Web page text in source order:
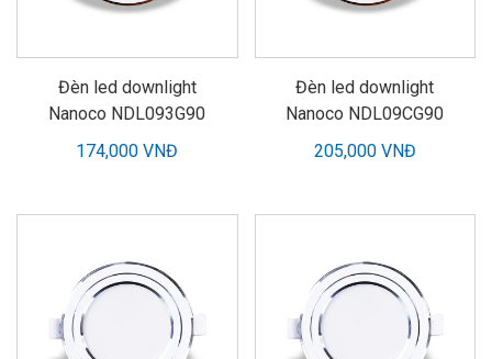
Đèn led downlight
Nanoco NDL093G90
174,000 VNĐ
Đèn led downlight
Nanoco NDL09CG90
205,000 VNĐ